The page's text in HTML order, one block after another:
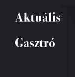
Aktuális
Gasztró